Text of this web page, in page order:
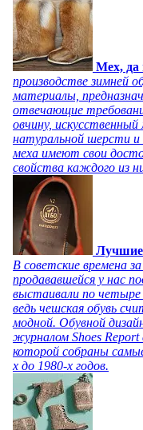
Мех, да
производстве зимней
материалы,
отвечающие
овчину,
натуральной шерсти и
меха имеют свои
свойства каждого из
Лучшие
В советские времена
продававшейся у нас
выстаивали по четыре
ведь чешская обувь
модной. Обувной
журналом Shoes Report
которой собраны
х до 1980-х годов.